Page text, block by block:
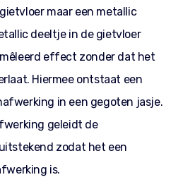
maar een metallic
deeltje in de gietvloer
effect zonder dat het
Hiermee ontstaat een
in een gegoten jasje.
geleidt de
zodat het een
is.